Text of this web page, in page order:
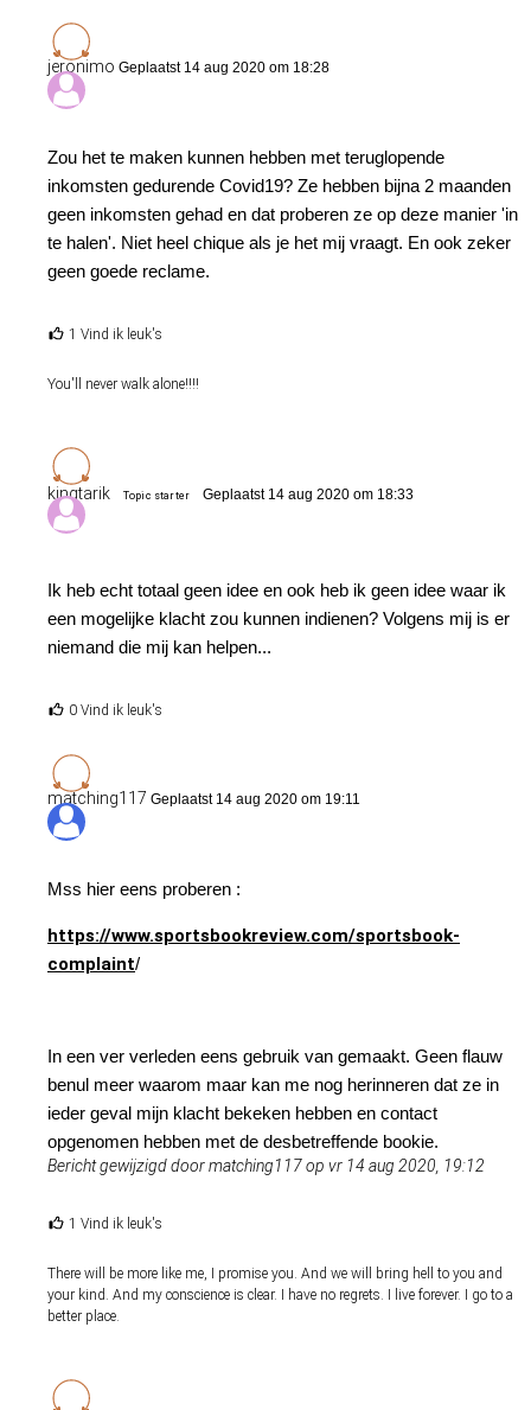
jeronimo Geplaatst 14 aug 2020 om 18:28
Zou het te maken kunnen hebben met teruglopende
inkomsten gedurende Covid19? Ze hebben bijna 2 maanden
geen inkomsten gehad en dat proberen ze op deze manier 'in
te halen'. Niet heel chique als je het mij vraagt. En ook zeker
geen goede reclame.
1 Vind ik leuk's
You'll never walk alone!!!!
kingtarik Topic starter Geplaatst 14 aug 2020 om 18:33
Ik heb echt totaal geen idee en ook heb ik geen idee waar ik
een mogelijke klacht zou kunnen indienen? Volgens mij is er
niemand die mij kan helpen...
0 Vind ik leuk's
matching117 Geplaatst 14 aug 2020 om 19:11
Mss hier eens proberen :
https://www.sportsbookreview.com/sportsbook-
complaint/
In een ver verleden eens gebruik van gemaakt. Geen flauw
benul meer waarom maar kan me nog herinneren dat ze in
ieder geval mijn klacht bekeken hebben en contact
opgenomen hebben met de desbetreffende bookie.
Bericht gewijzigd door matching117 op vr 14 aug 2020, 19:12
1 Vind ik leuk's
There will be more like me, I promise you. And we will bring hell to you and
your kind. And my conscience is clear. I have no regrets. I live forever. I go to a
better place.